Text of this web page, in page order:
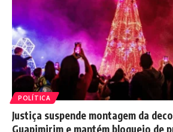
POLÍTICA
Justiça suspende montagem da
Guapimirim e mantém bloqueio de